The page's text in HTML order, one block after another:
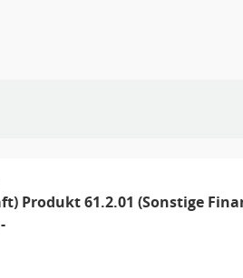
Produkt 61.2.01 (Sonstige